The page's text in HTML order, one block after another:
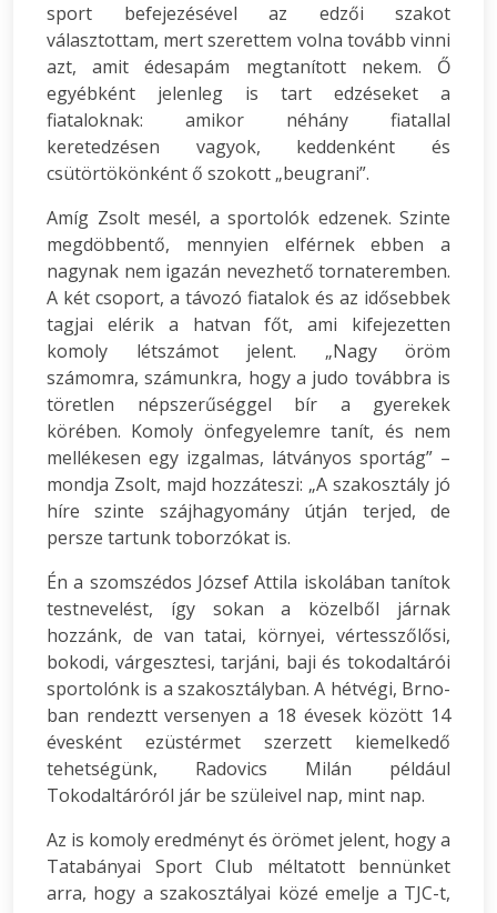
sport befejezésével az edzői szakot
választottam, mert szerettem volna tovább vinni
azt, amit édesapám megtanított nekem. Ő
egyébként jelenleg is tart edzéseket a
fiataloknak: amikor néhány fiatallal
keretedzésen vagyok, keddenként és
csütörtökönként ő szokott „beugrani”.
Amíg Zsolt mesél, a sportolók edzenek. Szinte
megdöbbentő, mennyien elférnek ebben a
nagynak nem igazán nevezhető tornateremben.
A két csoport, a távozó fiatalok és az idősebbek
tagjai elérik a hatvan főt, ami kifejezetten
komoly létszámot jelent. „Nagy öröm
számomra, számunkra, hogy a judo továbbra is
töretlen népszerűséggel bír a gyerekek
körében. Komoly önfegyelemre tanít, és nem
mellékesen egy izgalmas, látványos sportág” –
mondja Zsolt, majd hozzáteszi: „A szakosztály jó
híre szinte szájhagyomány útján terjed, de
persze tartunk toborzókat is.
Én a szomszédos József Attila iskolában tanítok
testnevelést, így sokan a közelből járnak
hozzánk, de van tatai, környei, vértesszőlősi,
bokodi, várgesztesi, tarjáni, baji és tokodaltárói
sportolónk is a szakosztályban. A hétvégi, Brno-
ban rendeztt versenyen a 18 évesek között 14
évesként ezüstérmet szerzett kiemelkedő
tehetségünk, Radovics Milán például
Tokodaltáróról jár be szüleivel nap, mint nap.
Az is komoly eredményt és örömet jelent, hogy a
Tatabányai Sport Club méltatott bennünket
arra, hogy a szakosztályai közé emelje a TJC-t,